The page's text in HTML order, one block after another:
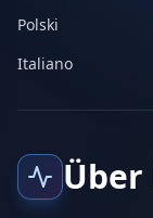
Polski
Italiano